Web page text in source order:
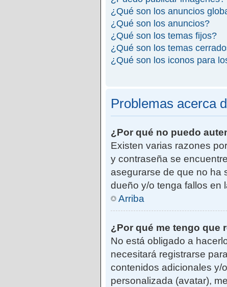
¿Qué son los anuncios
¿Qué son los anuncios?
¿Qué son los temas fijos?
¿Qué son los temas
¿Qué son los iconos para
Problemas acerca
¿Por qué no puedo
Existen varias razones
y contraseña se
asegurarse de que no ha
dueño y/o tenga fallos en
Arriba
¿Por qué me tengo que
No está obligado a
necesitará registrarse
contenidos adicionales y/
personalizada (avatar),